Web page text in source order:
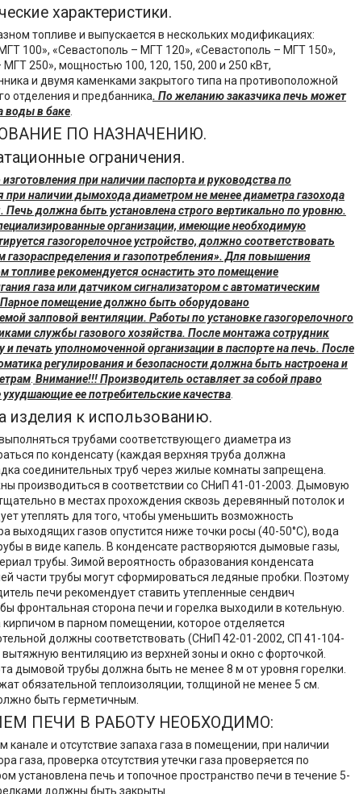
характеристики.
топливе и выпускается в нескольких модификациях:
100», «Севастополь – МГТ 120», «Севастополь – МГТ 150»,
250», мощностью 100, 120, 150, 200 и 250 кВт,
и двумя каменками закрытого типа на противоположной
отделения и предбанника. По желанию заказчика печь может
воды в баке
ПО НАЗНАЧЕНИЮ.
ограничения.
при наличии паспорта и руководства по
при наличии дымохода диаметром не менее диаметра газохода
Печь должна быть установлена строго вертикально по уровню.
организации, имеющие необходимую
газогорелочное устройство, должно соответствовать
газораспределения и газопотребления». Для повышения
топливе рекомендуется оснастить это помещение
газа или датчиком сигнализатором с автоматическим
помещение должно быть оборудовано
залповой вентиляции. Работы по установке газогорелочного
службы газового хозяйства. После монтажа сотрудник
и печать уполномоченной организации в паспорте на печь. После
регулирования и безопасности должна быть настроена и
Внимание!!! Производитель оставляет за собой право
ее потребительские качества
изделия к использованию.
трубами соответствующего диаметра из
по конденсату (каждая верхняя труба должна
соединительных труб через жилые комнаты запрещена.
производиться в соответствии со СНиП 41-01-2003. Дымовую
в местах прохождения сквозь деревянный потолок и
утеплять для того, чтобы уменьшить возможность
выходящих газов опустится ниже точки росы (40-50°С), вода
в виде капель. В конденсате растворяются дымовые газы,
трубы. Зимой вероятность образования конденсата
части трубы могут сформироваться ледяные пробки. Поэтому
печи рекомендует ставить утепленные сендвич
фронтальная сторона печи и горелка выходили в котельную.
в парном помещении, которое отделяется
должны соответствовать (СНиП 42-01-2002, СП 41-104-
вентиляцию из верхней зоны и окно с форточкой.
дымовой трубы должна быть не менее 8 м от уровня горелки.
обязательной теплоизоляции, толщиной не менее 5 см.
быть герметичным.
ПЕЧИ В РАБОТУ НЕОБХОДИМО:
и отсутствие запаха газа в помещении, при наличии
газа, проверка отсутствия утечки газа проверяется по
установлена печь и топочное пространство печи в течение 5-
должны быть закрыты.